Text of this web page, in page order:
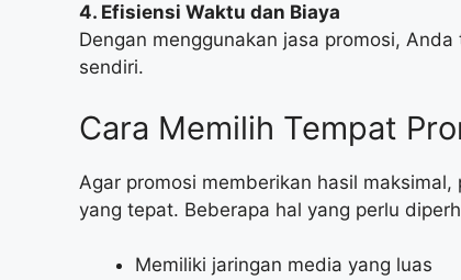
4. Efisiensi Waktu dan Biaya
Dengan menggunakan jasa promosi,
sendiri.
Cara Memilih Tempat
Agar promosi memberikan hasil
yang tepat. Beberapa hal yang perlu
Memiliki jaringan media yang luas